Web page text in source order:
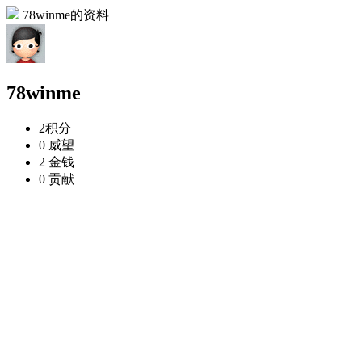
78winme的资料
78winme
2积分
0 威望
2 金钱
0 贡献